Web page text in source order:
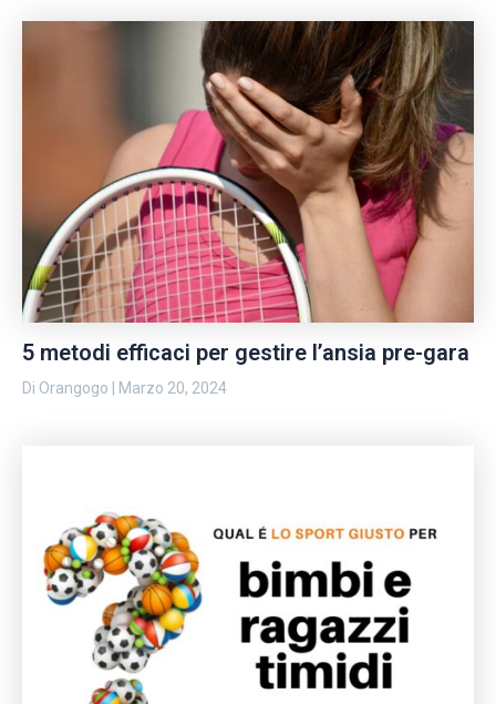
5 metodi efficaci per gestire l’ansia pre-gara
Di Orangogo Marzo 20, 2024